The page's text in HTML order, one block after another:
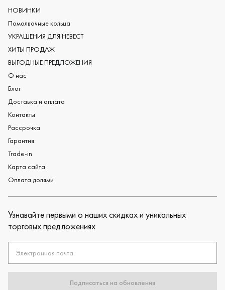
Мужские обручальные кольца
Женские обручальные кольца
Обручальные кольца из платины
Дизайнерские обручальные кольца
Черные обручальные кольца
НОВИНКИ
Помолвочные кольца
УКРАШЕНИЯ ДЛЯ НЕВЕСТ
ХИТЫ ПРОДАЖ
ВЫГОДНЫЕ ПРЕДЛОЖЕНИЯ
О нас
Блог
Доставка и оплата
Контакты
Рассрочка
Гарантия
Trade-in
Карта сайта
Оплата долями
Узнавайте первыми о наших скидках и уникальных
торговых предложениях
Электронная почта
Подписаться на обновления